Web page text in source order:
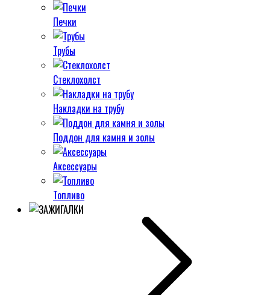
Печки
Трубы
Стеклохолст
Накладки на трубу
Поддон для камня и золы
Аксессуары
Топливо